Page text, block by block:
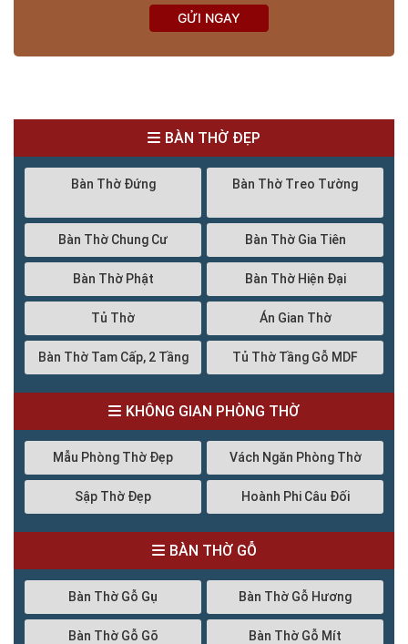
GỬI NGAY
BÀN THỜ ĐẸP
Bàn Thờ Đứng Bàn Thờ Treo Tường
Bàn Thờ Chung Cư Bàn Thờ Gia Tiên
Bàn Thờ Phật Bàn Thờ Hiện Đại
Tủ Thờ Án Gian Thờ
Bàn Thờ Tam Cấp, 2 Tầng Tủ Thờ Tầng Gỗ MDF
KHÔNG GIAN PHÒNG THỜ
Mẫu Phòng Thờ Đẹp Vách Ngăn Phòng Thờ
Sập Thờ Đẹp Hoành Phi Câu Đối
BÀN THỜ GỖ
Bàn Thờ Gỗ Gụ Bàn Thờ Gỗ Hương
Bàn Thờ Gỗ Gõ Bàn Thờ Gỗ Mít